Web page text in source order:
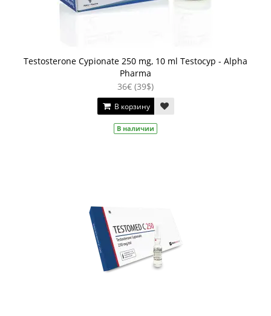
Testosterone Cypionate 250 mg, 10 ml Testocyp - Alpha
Pharma
36€ (39$)
В корзину
В наличии